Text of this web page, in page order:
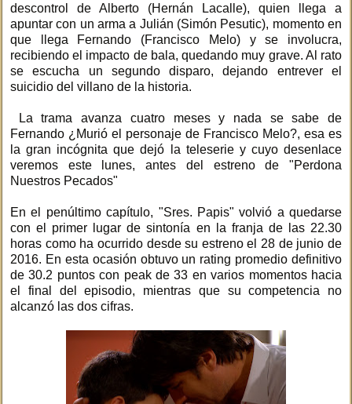
descontrol de Alberto (Hernán Lacalle), quien llega a
apuntar con un arma a Julián (Simón Pesutic), momento en
que llega Fernando (Francisco Melo) y se involucra,
recibiendo el impacto de bala, quedando muy grave. Al rato
se escucha un segundo disparo, dejando entrever el
suicidio del villano de la historia.
La trama avanza cuatro meses y nada se sabe de
Fernando ¿Murió el personaje de Francisco Melo?, esa es
la gran incógnita que dejó la teleserie y cuyo desenlace
veremos este lunes, antes del estreno de "Perdona
Nuestros Pecados"
En el penúltimo capítulo, "Sres. Papis" volvió a quedarse
con el primer lugar de sintonía en la franja de las 22.30
horas como ha ocurrido desde su estreno el 28 de junio de
2016. En esta ocasión obtuvo un rating promedio definitivo
de 30.2 puntos con peak de 33 en varios momentos hacia
el final del episodio, mientras que su competencia no
alcanzó las dos cifras.